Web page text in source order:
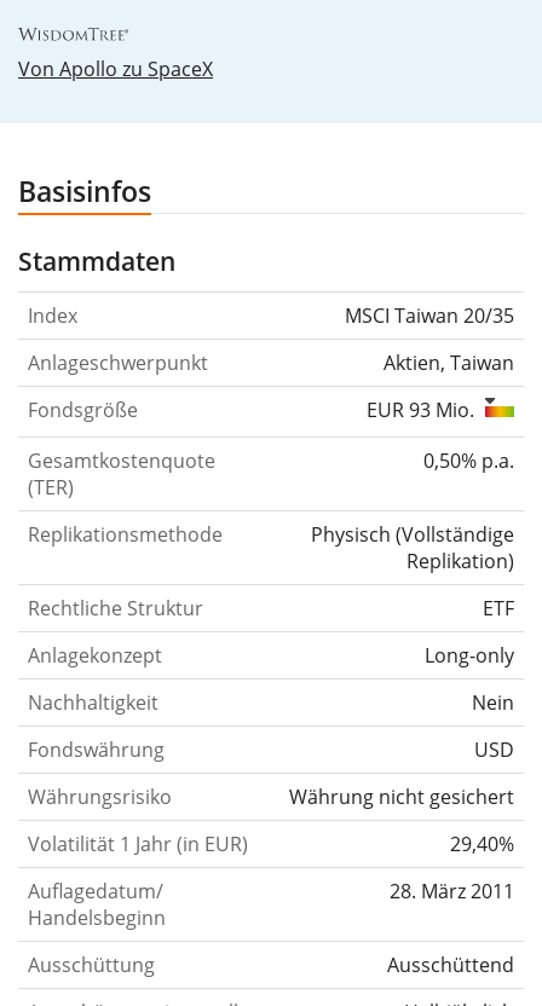
Von Apollo zu SpaceX
Basisinfos
Stammdaten
Index
MSCI Taiwan 20/35
Anlageschwerpunkt
Aktien, Taiwan
Fondsgröße
EUR 93 Mio.
Gesamtkostenquote
(TER)
0,50% p.a.
Replikationsmethode Physisch (Vollständige
Replikation)
Rechtliche Struktur
ETF
Anlagekonzept
Long-only
Nachhaltigkeit
Nein
Fondswährung
USD
Währungsrisiko
Währung nicht gesichert
Volatilität 1 Jahr (in EUR)
29,40%
Auflagedatum/
Handelsbeginn
28. März 2011
Ausschüttung
Ausschüttend